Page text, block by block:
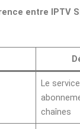
entre IPTV
Le
chaînes